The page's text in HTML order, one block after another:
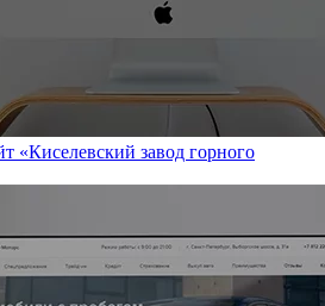
«Киселевский завод горного